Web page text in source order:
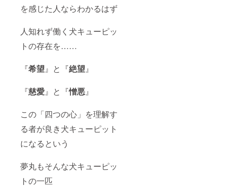
を感じた人ならわかるはず
人知れず働く犬キューピッ
トの存在を……
『希望』と『絶望』
『慈愛』と『憎悪』
この「四つの心」を理解す
る者が良き犬キューピット
になるという
夢丸もそんな犬キューピッ
トの一匹